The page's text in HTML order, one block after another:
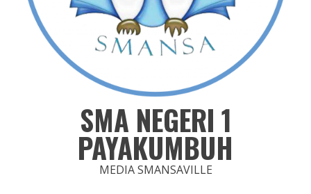
SMA NEGERI 1
PAYAKUMBUH
MEDIA SMANSAVILLE